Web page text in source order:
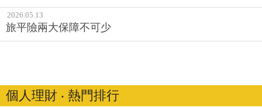
2026.05.13
旅平險兩大保障不可少
個人理財 ‧ 熱門排行